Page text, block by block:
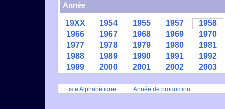
Année
19XX 1954 1955 1957
1958
1966
1967 1968 1969
1970
1977
1978 1979 1980
1981
1988
1989 1990 1991
1992
1999
2000 2001 2002 2003
Liste Alphabétique Année de production